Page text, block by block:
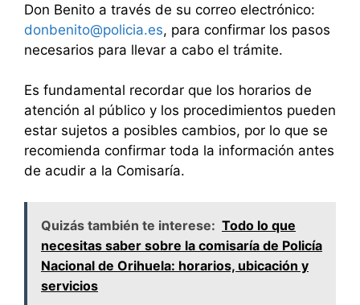
Don Benito a través de su correo electrónico:
donbenito@policia.es, para confirmar los pasos
necesarios para llevar a cabo el trámite.
Es fundamental recordar que los horarios de
atención al público y los procedimientos pueden
estar sujetos a posibles cambios, por lo que se
recomienda confirmar toda la información antes
de acudir a la Comisaría.
Quizás también te interese: Todo lo que
necesitas saber sobre la comisaría de Policía
Nacional de Orihuela: horarios, ubicación y
servicios